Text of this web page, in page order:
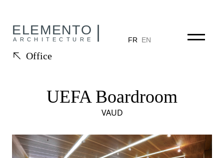
Office
FR EN
UEFA Boardroom
VAUD